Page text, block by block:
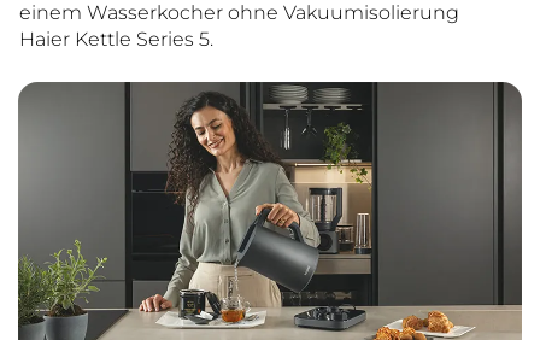
einem Wasserkocher ohne Vakuumisolierung
Haier Kettle Series 5.